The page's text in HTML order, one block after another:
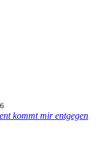
kommt mir entgegen